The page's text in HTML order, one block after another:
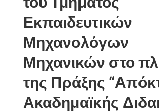
Εκπαιδευτικών
Μηχανολόγων
Μηχανικών στο
της Πράξης
Ακαδημαϊκής